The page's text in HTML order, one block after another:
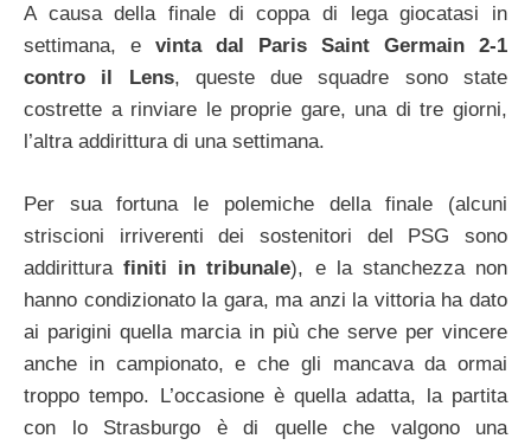
A causa della finale di coppa di lega giocatasi in
settimana, e vinta dal Paris Saint Germain 2-1
contro il Lens, queste due squadre sono state
costrette a rinviare le proprie gare, una di tre giorni,
l’altra addirittura di una settimana.
Per sua fortuna le polemiche della finale (alcuni
striscioni irriverenti dei sostenitori del PSG sono
addiritturafiniti in tribunale), e la stanchezza non
hanno condizionato la gara, ma anzi la vittoria ha dato
ai parigini quella marcia in più che serve per vincere
anche in campionato, e che gli mancava da ormai
troppo tempo. L’occasione è quella adatta, la partita
con lo Strasburgo è di quelle che valgono una